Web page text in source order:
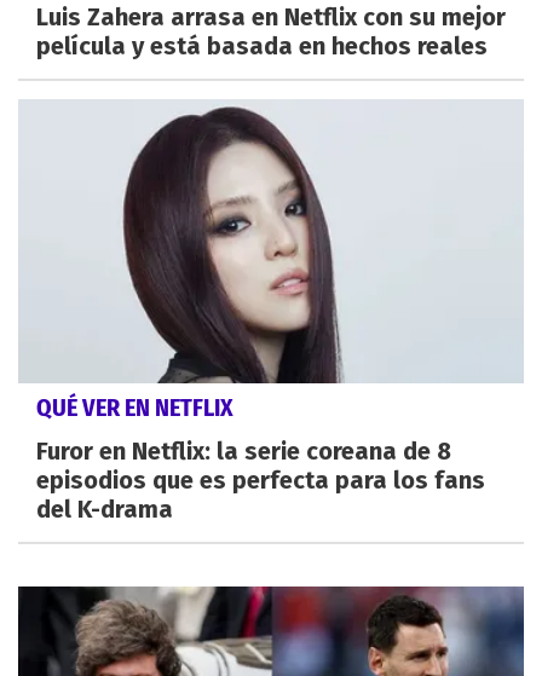
Luis Zahera arrasa en Netflix con su mejor
película y está basada en hechos reales
QUÉ VER EN NETFLIX
Furor en Netflix: la serie coreana de 8
episodios que es perfecta para los fans
del K-drama